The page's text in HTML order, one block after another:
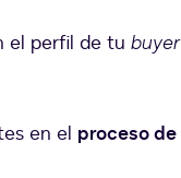
el perfil de tu buyer
en el proceso de